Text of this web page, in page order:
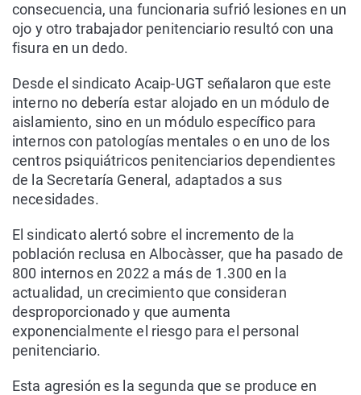
consecuencia, una funcionaria sufrió lesiones en un
ojo y otro trabajador penitenciario resultó con una
fisura en un dedo.
Desde el sindicato Acaip-UGT señalaron que este
interno no debería estar alojado en un módulo de
aislamiento, sino en un módulo específico para
internos con patologías mentales o en uno de los
centros psiquiátricos penitenciarios dependientes
de la Secretaría General, adaptados a sus
necesidades.
El sindicato alertó sobre el incremento de la
población reclusa en Albocàsser, que ha pasado de
800 internos en 2022 a más de 1.300 en la
actualidad, un crecimiento que consideran
desproporcionado y que aumenta
exponencialmente el riesgo para el personal
penitenciario.
Esta agresión es la segunda que se produce en